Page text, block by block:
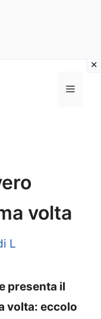
Menu
volta
L
presenta il
volta: eccolo